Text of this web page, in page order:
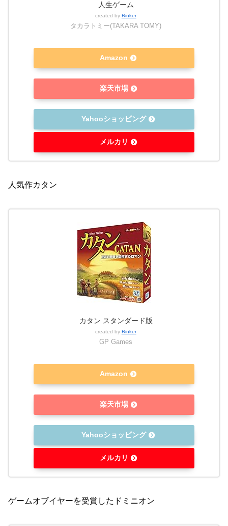
人生ゲーム
created by Rinker
タカラトミー(TAKARA TOMY)
Amazon
楽天市場
Yahooショッピング
メルカリ
人気作カタン
カタン スタンダード版
created by Rinker
GP Games
Amazon
楽天市場
Yahooショッピング
メルカリ
ゲームオブイヤーを受賞したドミニオン